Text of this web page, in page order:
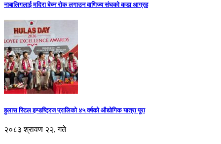
नाबालिगलाई मदिरा बेच्न रोक लगाउन वाणिज्य संघको कडा आग्रह
हुलास स्टिल इण्डष्ट्रिज प्रालिको ४५ वर्षको औद्योगिक यात्रा पूरा
२०८३ श्रावण २२, गते